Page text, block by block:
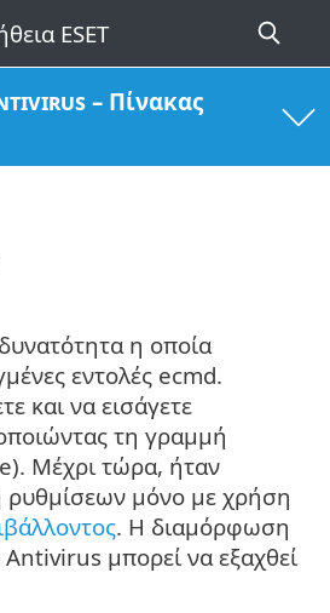
– Πίνακας
η οποία
εντολές ecmd.
και να εισάγετε
τη γραμμή
Μέχρι τώρα, ήταν
μόνο με χρήση
. Η διαμόρφωση
μπορεί να εξαχθεί